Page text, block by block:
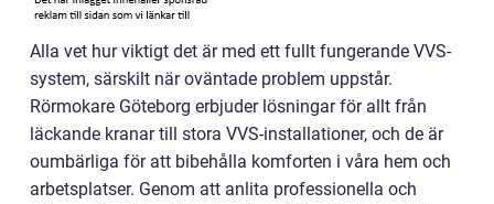
Alla vet hur viktigt det är med ett fullt fungerande VVS-
system, särskilt när oväntade problem uppstår.
Rörmokare Göteborg erbjuder lösningar för allt från
läckande kranar till stora VVS-installationer, och de är
oumbärliga för att bibehålla komforten i våra hem och
arbetsplatser. Genom att anlita professionella och